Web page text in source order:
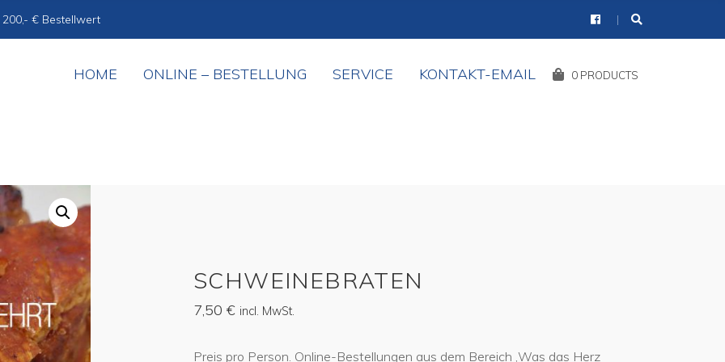
€ Bestellwert
HOME ONLINE – BESTELLUNG SERVICE KONTAKT-EMAIL
Shopping
0 PRODUCTS
SCHWEINEBRATEN
7,50 € incl. MwSt.
Preis pro Person. Online-Bestellungen aus dem Bereich ‚Was das Herz